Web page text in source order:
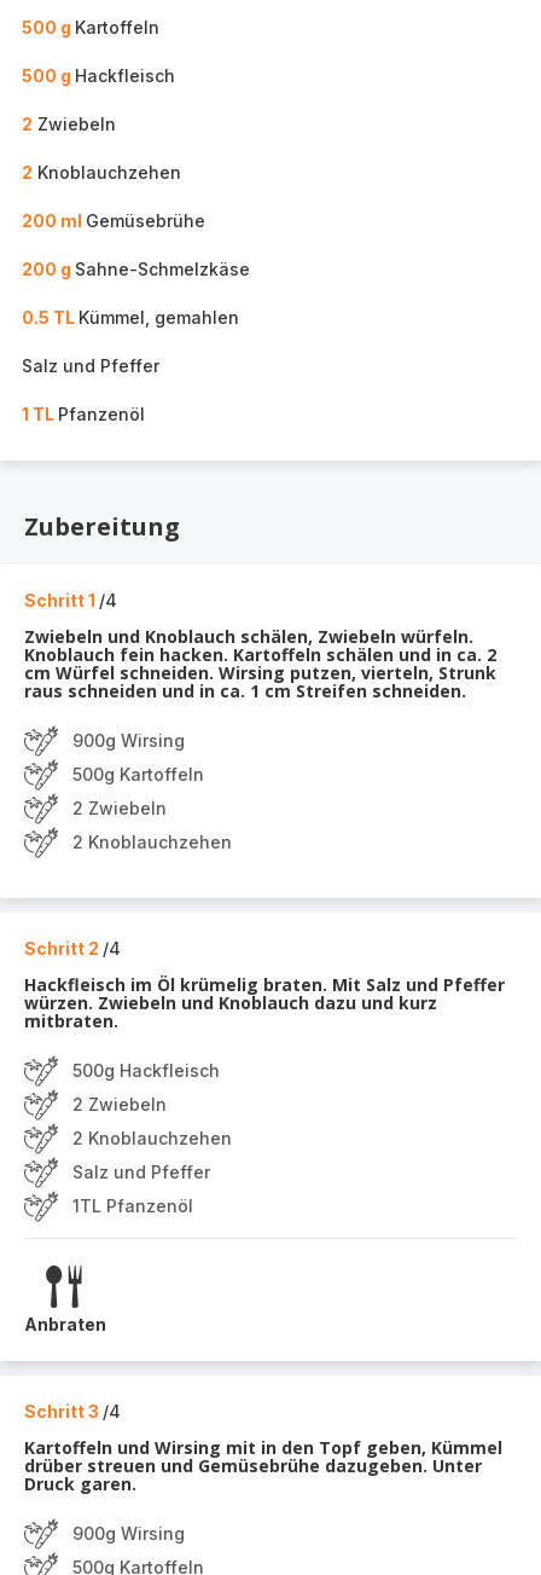
500 g Kartoffeln
500 g Hackfleisch
2 Zwiebeln
2 Knoblauchzehen
200 ml Gemüsebrühe
200 g Sahne-Schmelzkäse
0.5 TL Kümmel, gemahlen
Salz und Pfeffer
1 TL Pfanzenöl
Zubereitung
Schritt 1 /4
Zwiebeln und Knoblauch schälen, Zwiebeln würfeln.
Knoblauch fein hacken. Kartoffeln schälen und in ca. 2
cm Würfel schneiden. Wirsing putzen, vierteln, Strunk
raus schneiden und in ca. 1 cm Streifen schneiden.
900g Wirsing
500g Kartoffeln
2 Zwiebeln
2 Knoblauchzehen
Schritt 2 /4
Hackfleisch im Öl krümelig braten. Mit Salz und Pfeffer
würzen. Zwiebeln und Knoblauch dazu und kurz
mitbraten.
500g Hackfleisch
2 Zwiebeln
2 Knoblauchzehen
Salz und Pfeffer
1TL Pfanzenöl
Anbraten
Schritt 3 /4
Kartoffeln und Wirsing mit in den Topf geben, Kümmel
drüber streuen und Gemüsebrühe dazugeben. Unter
Druck garen.
900g Wirsing
500g Kartoffeln